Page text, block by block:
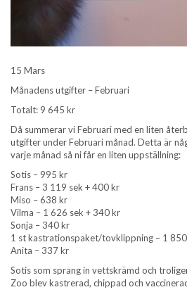
15 Mars
Månadens utgifter – Februari
Totalt: 9 645 kr
Då summerar vi Februari med en liten
utgifter under Februari månad. Detta är
varje månad så ni får en liten uppställning:
Sotis – 995 kr
Frans – 3 119 sek + 400 kr
Miso – 638 kr
Vilma – 1 626 sek + 340 kr
Sonja – 340 kr
1 st kastrationspaket/tovklippning – 1
Anita – 337 kr
Sotis som sprang in vettskrämd och
Zoo blev kastrerad, chippad och